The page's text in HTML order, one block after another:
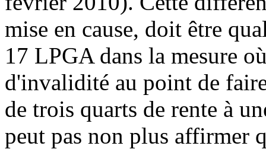
mise en cause, doit être
17 LPGAdans la mesure
d'invalidité au point de
de trois quarts de rente à
peut pas non plus affirmer